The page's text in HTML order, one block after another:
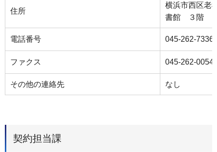
住所
横浜市西区老
書館 ３階
電話番号 045‐262-7336
ファクス 045‐262-0054
その他の連絡先 なし
契約担当課